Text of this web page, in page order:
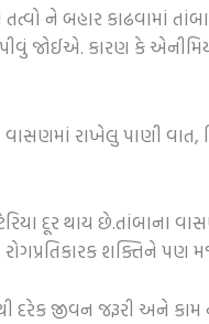
ને બહાર કાઢવામાં
જોઈએ. કારણ કે
રાખેલુ પાણી વાત,
દૂર થાય છે.તાંબાના
શક્તિને પણ
જીવન જરૂરી અને કામ